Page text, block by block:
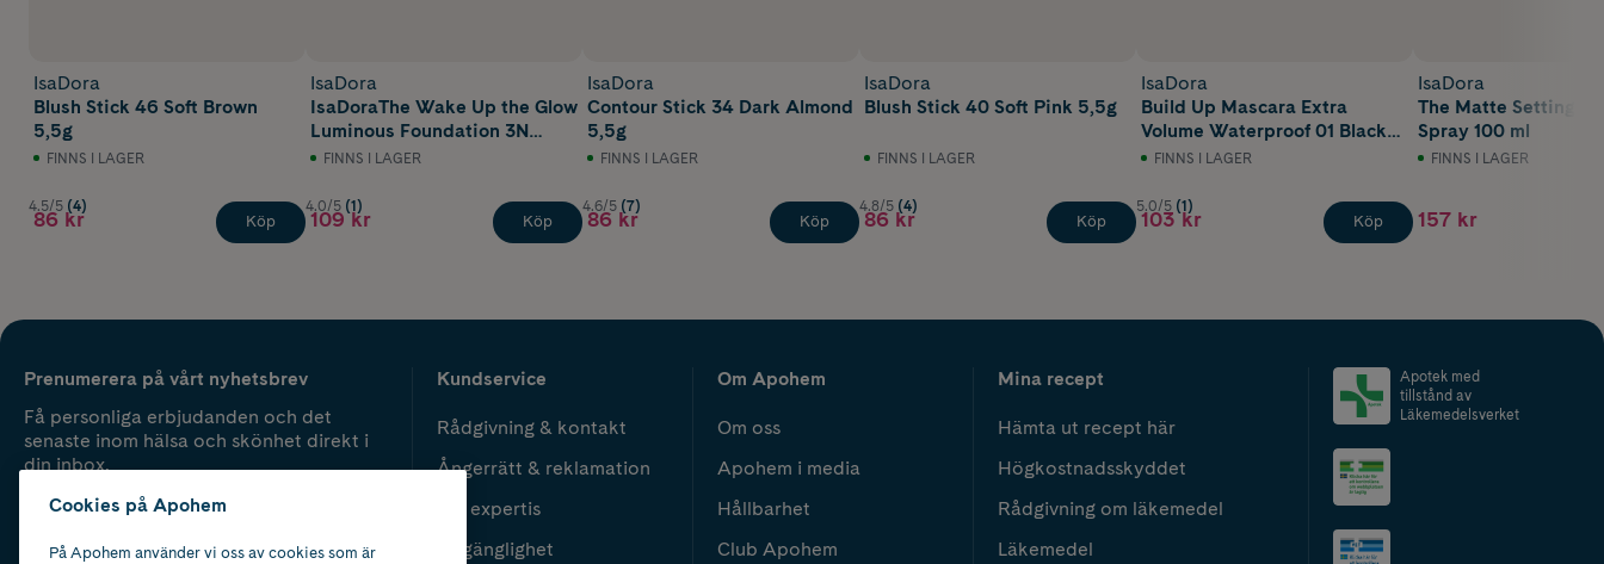
IsaDora
Blush Stick 46 Soft Brown
5,5g
FINNS I LAGER
4.5/5 (4)
86 kr Köp
IsaDora
IsaDoraThe Wake Up the Glow
Luminous Foundation 3N
Neutral 30 ml
FINNS I LAGER
4.0/5 (1)
109 kr Köp
IsaDora
Contour Stick 34 Dark Almond
5,5g
FINNS I LAGER
4.6/5 (7)
86 kr Köp
IsaDora
Blush Stick 40 Soft Pink 5,5g
FINNS I LAGER
4.8/5 (4)
86 kr Köp
IsaDora
Build Up Mascara Extra
Volume Waterproof 01 Black
10 ml
FINNS I LAGER
5.0/5 (1)
103 kr Köp
IsaDora
The Matte Setting
Spray 100 ml
FINNS I LAGER
157 kr
Prenumerera på vårt nyhetsbrev
Få personliga erbjudanden och det
senaste inom hälsa och skönhet direkt i
din inbox.
Kundservice
Rådgivning & kontakt
Ångerrätt & reklamation
Vår expertis
Tillgänglighet
Om Apohem
Om oss
Apohem i media
Hållbarhet
Club Apohem
Mina recept
Hämta ut recept här
Högkostnadsskyddet
Rådgivning om läkemedel
Läkemedel
Apotek med
tillstånd av
Läkemedelsverket
Cookies på Apohem
På Apohem använder vi oss av cookies som är